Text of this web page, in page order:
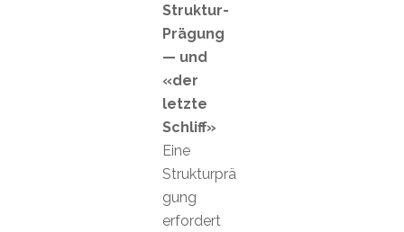
Struktur-
Prägung
— und
«der
letzte
Schliff»
Eine
Strukturprä
gung
erfordert